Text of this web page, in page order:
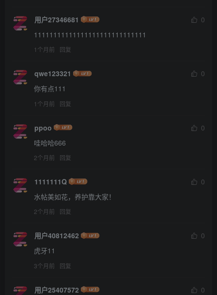
用户27346681
0
11111111111111111111111111111
1个月前 回复
qwe123321
0
你有点111
1个月前 回复
ppoo
0
哇哈哈666
2个月前 回复
1111111Q
0
水帖美如花，养护靠大家！
2个月前 回复
用户40812462
0
虎牙11
3个月前 回复
用户25407572
0